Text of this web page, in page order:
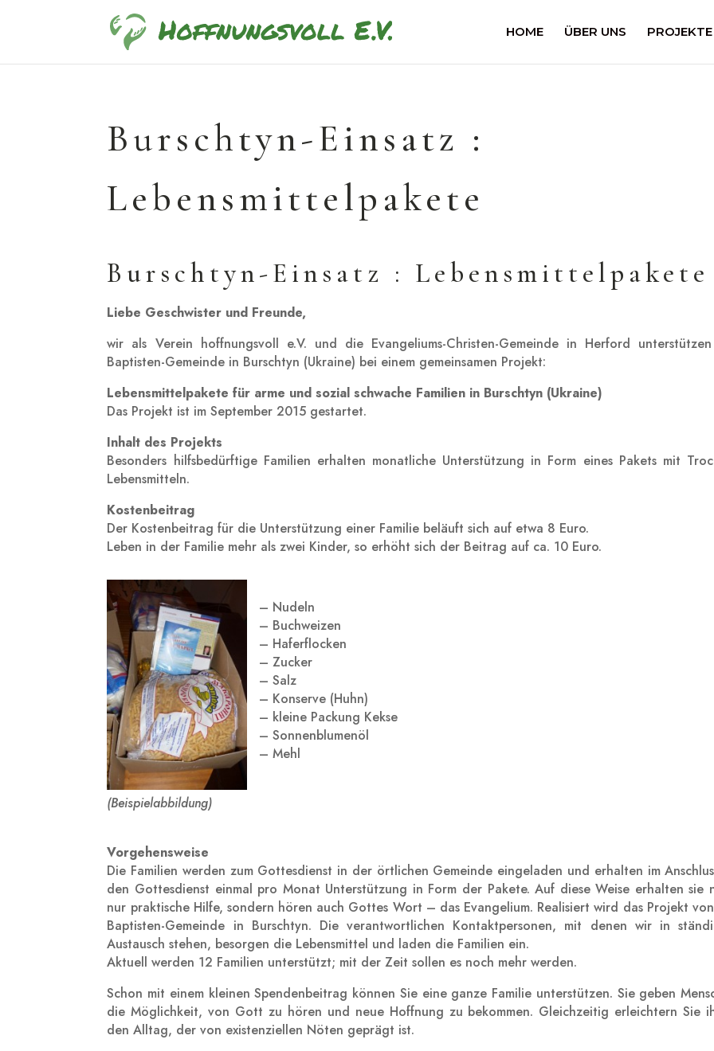
HOME ÜBER UNS PROJEKTE
Burschtyn-Einsatz :
Lebensmittelpakete
Burschtyn-Einsatz : Lebensmittelpakete
Liebe Geschwister und Freunde,
wir als Verein hoffnungsvoll e.V. und die Evangeliums-Christen-Gemeinde in Herford
Baptisten-Gemeinde in Burschtyn (Ukraine) bei einem gemeinsamen Projekt:
Lebensmittelpakete für arme und sozial schwache Familien in Burschtyn (Ukraine)
Das Projekt ist im September 2015 gestartet.
Inhalt des Projekts
Besonders hilfsbedürftige Familien erhalten monatliche Unterstützung in Form eines Pakets mit
Lebensmitteln.
Kostenbeitrag
Der Kostenbeitrag für die Unterstützung einer Familie beläuft sich auf etwa 8 Euro.
Leben in der Familie mehr als zwei Kinder, so erhöht sich der Beitrag auf ca. 10 Euro.
– Nudeln
– Buchweizen
– Haferflocken
– Zucker
– Salz
– Konserve (Huhn)
– kleine Packung Kekse
– Sonnenblumenöl
– Mehl
(Beispielabbildung)
Vorgehensweise
Die Familien werden zum Gottesdienst in der örtlichen Gemeinde eingeladen und erhalten im
den Gottesdienst einmal pro Monat Unterstützung in Form der Pakete. Auf diese Weise erhalten sie
nur praktische Hilfe, sondern hören auch Gottes Wort – das Evangelium. Realisiert wird das Projekt
Baptisten-Gemeinde in Burschtyn. Die verantwortlichen Kontaktpersonen, mit denen wir in
Austausch stehen, besorgen die Lebensmittel und laden die Familien ein.
Aktuell werden 12 Familien unterstützt; mit der Zeit sollen es noch mehr werden.
Schon mit einem kleinen Spendenbeitrag können Sie eine ganze Familie unterstützen. Sie geben
die Möglichkeit, von Gott zu hören und neue Hoffnung zu bekommen. Gleichzeitig erleichtern Sie
den Alltag, der von existenziellen Nöten geprägt ist.